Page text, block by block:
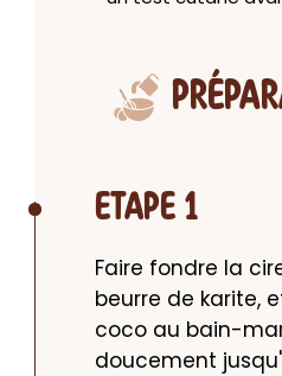
ETAPE 1
Faire fondre la
beurre de karite,
coco au bain-
doucement